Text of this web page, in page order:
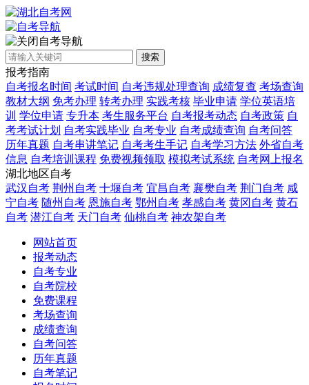
自考导航
搜索
报考指南
自考报名时间 考试时间 自考违规处理查询 成绩复查 考场查询
教材大纲 免考办理 转考办理 实践考核 毕业申请 学位英语培
训 学位申请 专升本 考生服务平台 自考报考动态 自考政策 自
考考试计划 自考实践毕业 自考专业 自考成绩查询 自考问答
历年真题 自考串讲笔记 自考考生手记 自考学习方法 外省自考
信息 自考培训课程 免费视频领取 模拟考试系统 自考网上报名
湖北地区自考
武汉自考 荆州自考 十堰自考 宜昌自考 襄樊自考 荆门自考 咸
宁自考 随州自考 恩施自考 鄂州自考 孝感自考 黄冈自考 黄石
自考 潜江自考 天门自考 仙桃自考 神农架自考
网站首页
报考动态
自考专业
自考院校
免费课程
考场查询
成绩查询
自考问答
历年真题
自考笔记